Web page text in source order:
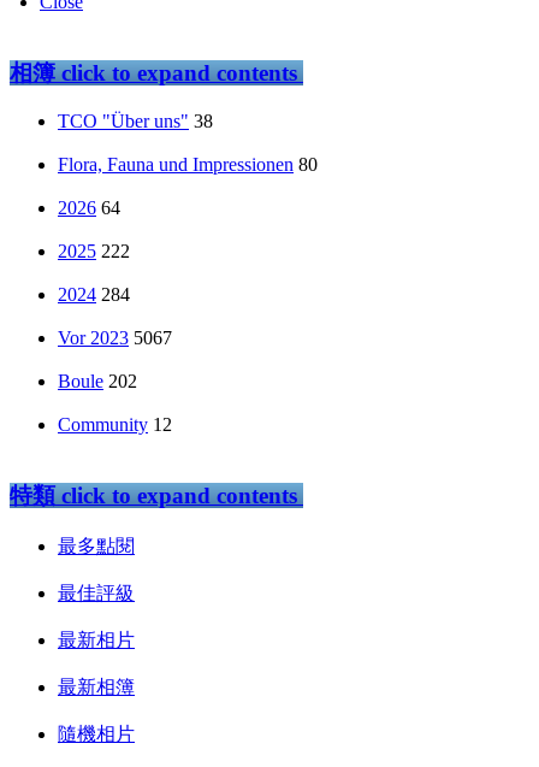
相簿click to expand contents
TCO "Über uns" 38
Flora, Fauna und Impressionen 80
2026 64
2025 222
2024 284
Vor 2023 5067
Boule 202
Community 12
特類click to expand contents
最多點閱
最佳評級
最新相片
最新相簿
隨機相片